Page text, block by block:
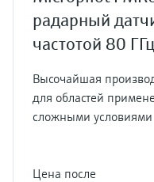
радарный
частотой 80 ГГц
Высочайшая
для областей
сложными условиями
Цена после